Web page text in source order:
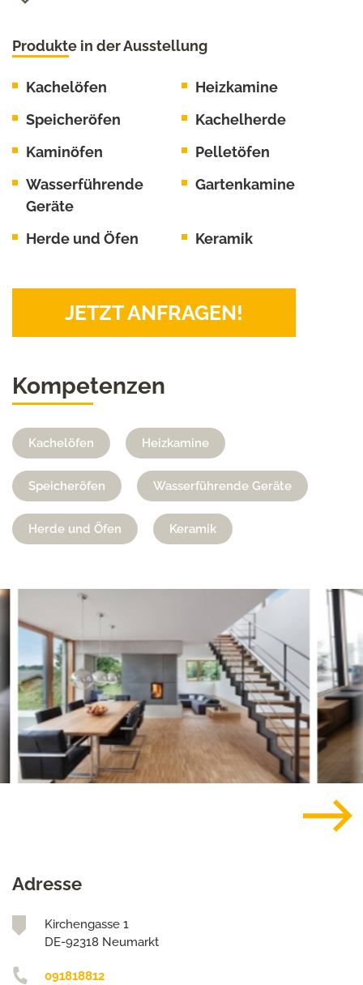
Produkte in der Ausstellung
Kachelöfen
Heizkamine
Speicheröfen
Kachelherde
Kaminöfen
Pelletöfen
Wasserführende
Geräte
Gartenkamine
Herde und Öfen Keramik
JETZT ANFRAGEN!
Kompetenzen
Kachelöfen Heizkamine
Speicheröfen Wasserführende Geräte
Herde und Öfen Keramik
Adresse
Kirchengasse 1
DE-92318 Neumarkt
091818812